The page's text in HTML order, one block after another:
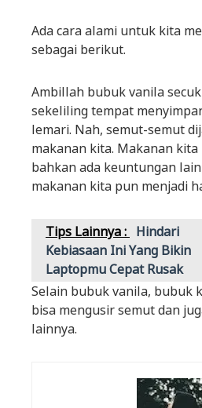
Ada cara alami untuk kita
sebagai berikut.
Ambillah bubuk vanila
sekeliling tempat
lemari. Nah, semut-semut
makanan kita. Makanan kita
bahkan ada keuntungan
makanan kita pun menjadi
Tips Lainnya : Hindari
Kebiasaan Ini Yang Bikin
Laptopmu Cepat Rusak
Selain bubuk vanila, bubuk
bisa mengusir semut dan
lainnya.